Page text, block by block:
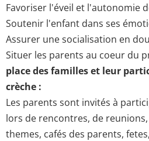
Favoriser l'éveil et l'autonomie
Soutenir l'enfant dans ses
Assurer une socialisation en
Situer les parents au coeur du
place des familles et leur
crèche :
Les parents sont invités à
lors de rencontres, de
themes, cafés des parents,